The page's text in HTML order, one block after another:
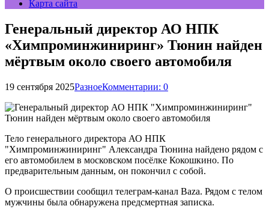
Карта сайта
Генеральный директор АО НПК
«Химпроминжиниринг» Тюнин найден
мёртвым около своего автомобиля
19 сентября 2025РазноеКомментарии: 0
Тело генерального директора АО НПК
"Химпроминжиниринг" Александра Тюнина найдено рядом с
его автомобилем в московском посёлке Кокошкино. По
предварительным данным, он покончил с собой.
О происшествии сообщил телеграм-канал Baza. Рядом с телом
мужчины была обнаружена предсмертная записка.